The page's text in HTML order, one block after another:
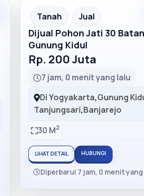
Recommended
Tanah Jual
Dijual Pohon Jati 30
Gunung Kidul
Rp. 200 Juta
7 jam, 0 menit yang lalu
Di Yogyakarta,Gunung
Tanjungsari,Banjarejo
30 M2
LIHAT DETAIL HUBUNGI
Diperbarui 7 jam, 0 menit